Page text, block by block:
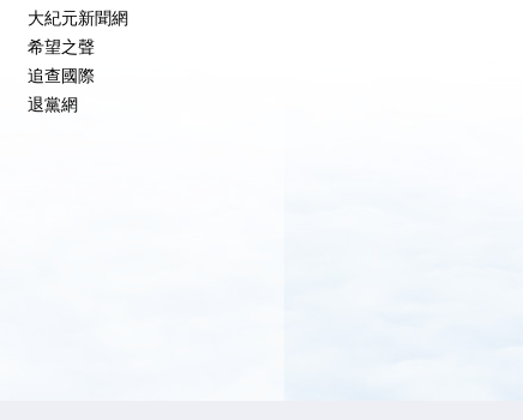
大紀元新聞網
希望之聲
追查國際
退黨網